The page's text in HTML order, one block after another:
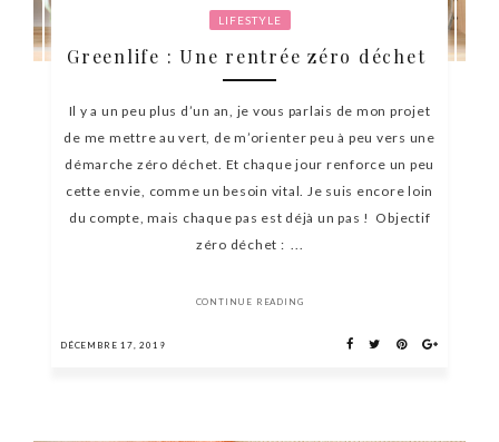
LIFESTYLE
Greenlife : Une rentrée zéro déchet
Il y a un peu plus d’un an, je vous parlais de mon projet
de me mettre au vert, de m’orienter peu à peu vers une
démarche zéro déchet. Et chaque jour renforce un peu
cette envie, comme un besoin vital. Je suis encore loin
du compte, mais chaque pas est déjà un pas ! Objectif
zéro déchet : ...
CONTINUE READING
DÉCEMBRE 17, 2019